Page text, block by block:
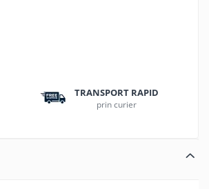
TRANSPORT RAPID
prin curier